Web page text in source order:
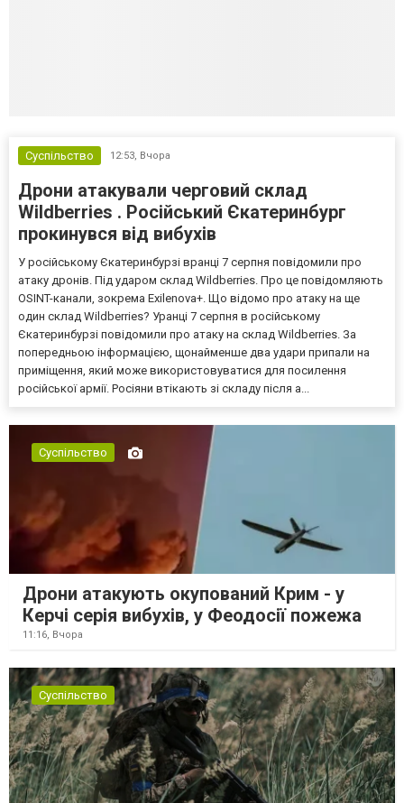
Суспільство 12:53, Вчора
Дрони атакували черговий склад
Wildberries . Російський Єкатеринбург
прокинувся від вибухів
У російському Єкатеринбурзі вранці 7 серпня повідомили про
атаку дронів. Під ударом склад Wildberries. Про це повідомляють
OSINT-канали, зокрема Exilenova+. Що відомо про атаку на ще
один склад Wildberries? Уранці 7 серпня в російському
Єкатеринбурзі повідомили про атаку на склад Wildberries. За
попередньою інформацією, щонайменше два удари припали на
приміщення, який може використовуватися для посилення
російської армії. Росіяни втікають зі складу після а...
Суспільство
Дрони атакують окупований Крим - у
Керчі серія вибухів, у Феодосії пожежа
11:16, Вчора
Суспільство